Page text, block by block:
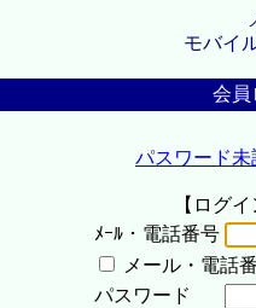
モバイ
会員
パスワード
【ログ
ﾒｰﾙ・電話番号
メール・電話
パスワード